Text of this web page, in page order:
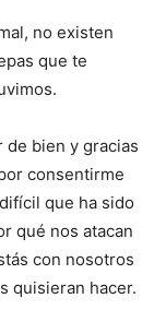
no existen
que te
de bien y gracias
consentirme
que ha sido
qué nos atacan
con nosotros
quisieran hacer.